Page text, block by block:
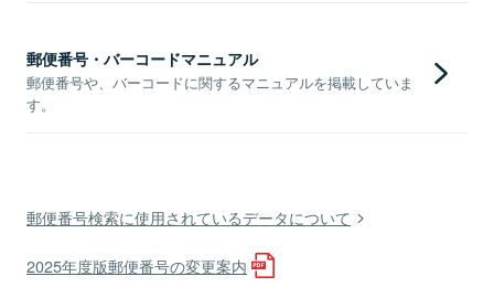
郵便番号・バーコードマニュアル
郵便番号や、バーコードに関するマニュアルを掲載していま
す。
郵便番号検索に使用されているデータについて
2025年度版郵便番号の変更案内